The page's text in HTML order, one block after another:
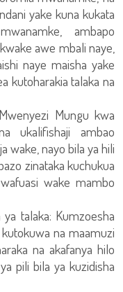
yake kuna kukata
ambapo
awe mbali naye,
naye maisha yake
kutoharakia talaka na
Mungu kwa
ukalifishaji ambao
wake, nayo bila ya hili
zinataka kuchukua
wake mambo
talaka: Kumzoesha
na maamuzi
na akafanya hilo
pili bila ya kuzidisha